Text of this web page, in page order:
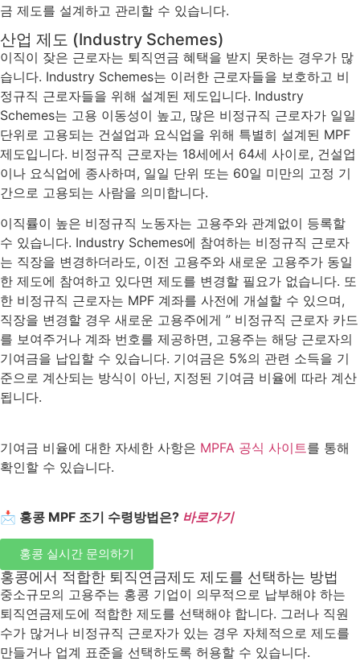
금 제도를 설계하고 관리할 수 있습니다.
산업 제도 (Industry Schemes)
이직이 잦은 근로자는 퇴직연금 혜택을 받지 못하는 경우가 많
습니다. Industry Schemes는 이러한 근로자들을 보호하고 비
정규직 근로자들을 위해 설계된 제도입니다. Industry
Schemes는 고용 이동성이 높고, 많은 비정규직 근로자가 일일
단위로 고용되는 건설업과 요식업을 위해 특별히 설계된 MPF
제도입니다. 비정규직 근로자는 18세에서 64세 사이로, 건설업
이나 요식업에 종사하며, 일일 단위 또는 60일 미만의 고정 기
간으로 고용되는 사람을 의미합니다.
이직률이 높은 비정규직 노동자는 고용주와 관계없이 등록할
수 있습니다. Industry Schemes에 참여하는 비정규직 근로자
는 직장을 변경하더라도, 이전 고용주와 새로운 고용주가 동일
한 제도에 참여하고 있다면 제도를 변경할 필요가 없습니다. 또
한 비정규직 근로자는 MPF 계좌를 사전에 개설할 수 있으며,
직장을 변경할 경우 새로운 고용주에게 ” 비정규직 근로자 카드
를 보여주거나 계좌 번호를 제공하면, 고용주는 해당 근로자의
기여금을 납입할 수 있습니다. 기여금은 5%의 관련 소득을 기
준으로 계산되는 방식이 아닌, 지정된 기여금 비율에 따라 계산
됩니다.
기여금 비율에 대한 자세한 사항은 MPFA 공식 사이트를 통해
확인할 수 있습니다.
📩 홍콩 MPF 조기 수령방법은? 바로가기
홍콩 실시간 문의하기
홍콩에서 적합한 퇴직연금제도 제도를 선택하는 방법
중소규모의 고용주는 홍콩 기업이 의무적으로 납부해야 하는
퇴직연금제도에 적합한 제도를 선택해야 합니다. 그러나 직원
수가 많거나 비정규직 근로자가 있는 경우 자체적으로 제도를
만들거나 업계 표준을 선택하도록 허용할 수 있습니다.